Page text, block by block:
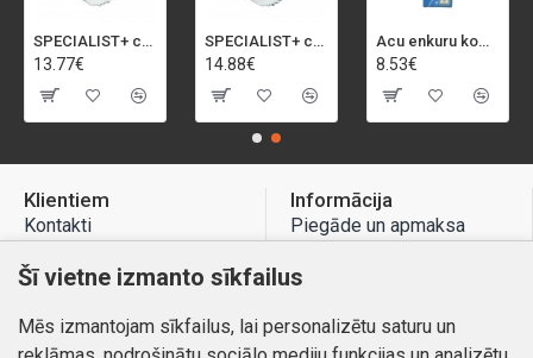
SPECIALIST+ caurumu zāģis BI-METAL, 92 mm
13.77€
SPECIALIST+ caurumu zāģis BI-METAL, 98 mm
14.88€
Acu enkuru komplekts, 3-13 mm, Rapid, 12 gab.
8.53€
Klientiem
Kontakti
Preču atgriešana
Mans profils
Informācija
Piegāde un apmaksa
Atteikuma tiesības
Šī vietne izmanto sīkfailus
Mēs izmantojam sīkfailus, lai personalizētu saturu un